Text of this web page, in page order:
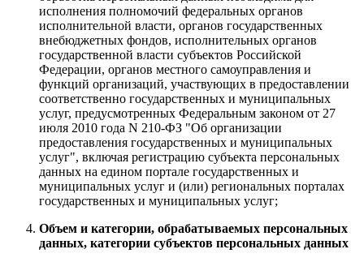
исполнения полномочий федеральных органов
исполнительной власти, органов государственных
внебюджетных фондов, исполнительных органов
государственной власти субъектов Российской
Федерации, органов местного самоуправления и
функций организаций, участвующих в предоставлении
соответственно государственных и муниципальных
услуг, предусмотренных Федеральным законом от 27
июля 2010 года N 210-ФЗ "Об организации
предоставления государственных и муниципальных
услуг", включая регистрацию субъекта персональных
данных на едином портале государственных и
муниципальных услуг и (или) региональных порталах
государственных и муниципальных услуг;
Объем и категории, обрабатываемых персональных
данных, категории субъектов персональных данных